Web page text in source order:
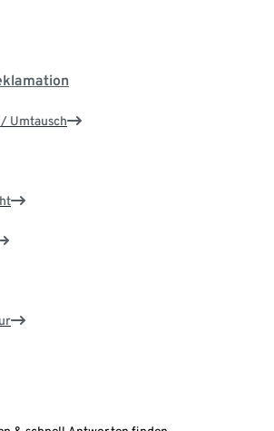
Umtausch